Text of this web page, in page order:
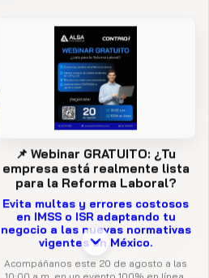
📌 Webinar GRATUITO: ¿Tu
empresa está realmente lista
para la Reforma Laboral?
Evita multas y errores costosos
en IMSS o ISR adaptando tu
negocio a las nuevas normativas
vigentes en México.
Acompáñanos este 20 de agosto a las
10:00 a.m. en un evento 100% en línea.
Descubre junto a los expertos de
CONTPAQi® cómo automatizar tu
cumplimiento fiscal de forma práctica,
rápida y eficiente.